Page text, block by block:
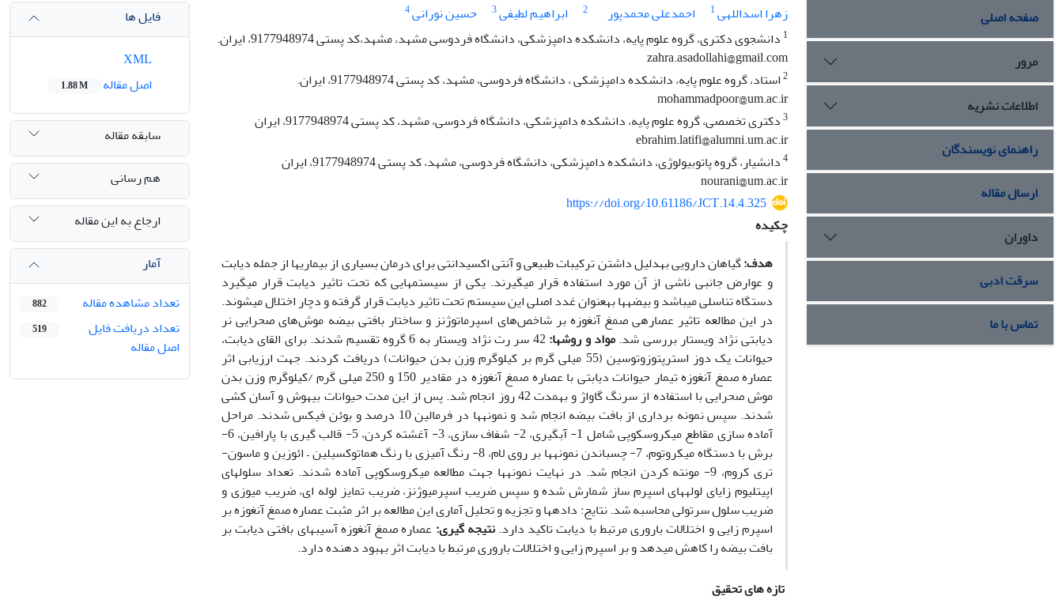
زهرا اسداللهی1 احمدعلی محمدپور 2 ابراهیم لطیفی3 حسین نورانی4
1
دانشجوی دکتری، گروه علوم پایه، دانشکده دامپزشکی، دانشگاه فردوسی مشهد، مشهد،کد پستی 9177948974، ایران.
zahra.asadollahi@gmail.com
2
استاد، گروه علوم پایه، دانشکده دامپزشکی ، دانشگاه فردوسی، مشهد، کد پستی 9177948974، ایران.
mohammadpoor@um.ac.ir
3
دکتری تخصصی، گروه علوم پایه، دانشکده دامپزشکی، دانشگاه فردوسی، مشهد، کد پستی 9177948974، ایران
ebrahim.latifi@alumni.um.ac.ir
4
دانشیار، گروه پاتوبیولوژی، دانشکده دامپزشکی، دانشگاه فردوسی، مشهد، کد پستی 9177948974، ایران
nourani@um.ac.ir
https://doi.org/10.61186/JCT.14.4.325
چکیده
هدف:
گیاهان دارویی به‫دلیل داشتن ترکیبات طبیعی و آنتی اکسیدانتی برای درمان بسیاری از بیماری­ها از جمله دیابت
و عوارض جانبی ناشی از آن مورد استفاده قرار می‫گیرند. یکی از سیستم‫هایی که تحت تاثیر دیابت قرار می‫گیرد
دستگاه تناسلی می‫باشد و بیضه‫ها به‫عنوان غدد اصلی این سیستم تحت تاثیر دیابت قرار گرفته و دچار اختلال می­شوند.
در این مطالعه تاثیر عصاره­ی صمغ آنغوزه بر شاخص­‌های اسپرماتوژنز و ساختار بافتی بیضه موش­‌های صحرایی نر
دیابتی نژاد ویستار بررسی شد.مواد و روش­ها:
42 سر رت نژاد ویستار به 6 گروه تقسیم شدند. برای القای دیابت،
حیوانات یک دوز استرپتوزوتوسین (55 میلی گرم بر کیلوگرم وزن بدن حیوانات) دریافت کردند. جهت ارزیابی اثر
عصاره صمغ آنغوزه تیمار حیوانات دیابتی با عصاره صمغ آنغوزه در مقادیر 150 و 250 میلی گرم /کیلوگرم وزن بدن
موش صحرایی با استفاده از سرنگ گاواژ و به‫مدت 42 روز انجام شد. پس از این مدت حیوانات بی‫هوش و آسان کشی
شدند. سپس نمونه برداری از بافت بیضه انجام شد و نمونه‫ها در فرمالین 10 درصد و بوئن فیکس شدند. مراحل
آماده سازی مقاطع میکروسکوپی شامل 1- آبگیری، 2- شفاف سازی، 3- آغشته کردن، 5- قالب گیری با پارافین، 6-
برش با دستگاه میکروتوم، 7- چسباندن نمونه­ها بر روی لام، 8- رنگ آمیزی با رنگ هماتوکسیلین – ائوزین و ماسون-
تری کروم، 9- مونته کردن انجام شد. در نهایت نمونه‫ها جهت مطالعه میکروسکوپی آماده شدند. تعداد سلول‫های
اپی‫تلیوم زایای لوله‫های اسپرم ساز شمارش شده و سپس ضریب اسپرمیوژنز، ضریب تمایز لوله ای، ضریب میوزی و
ضریب سلول سرتولی محاسبه شد. نتایج: داده‫ها و تجزیه و تحلیل آماری این مطالعه بر اثر مثبت عصاره صمغ آنغوزه بر
اسپرم زایی و اختلالات باروری مرتبط با دیابت تاکید دارد.نتیجه گیری:
عصاره صمغ آنغوزه آسیب‫های بافتی دیابت بر
بافت بیضه را کاهش می‫دهد و بر اسپرم زایی و اختلالات باروری مرتبط با دیابت اثر بهبود دهنده دارد.
تازه های تحقیق
فایل ها
اصل مقاله
1.88 M
سابقه مقاله
هم رسانی
ارجاع به این مقاله
آمار
تعداد مشاهده مقاله
882
تعداد دریافت فایل
اصل مقاله
519
صفحه اصلی
مرور
اطلاعات نشریه
راهنمای نویسندگان
ارسال مقاله
داوران
سرقت ادبی
تماس با ما